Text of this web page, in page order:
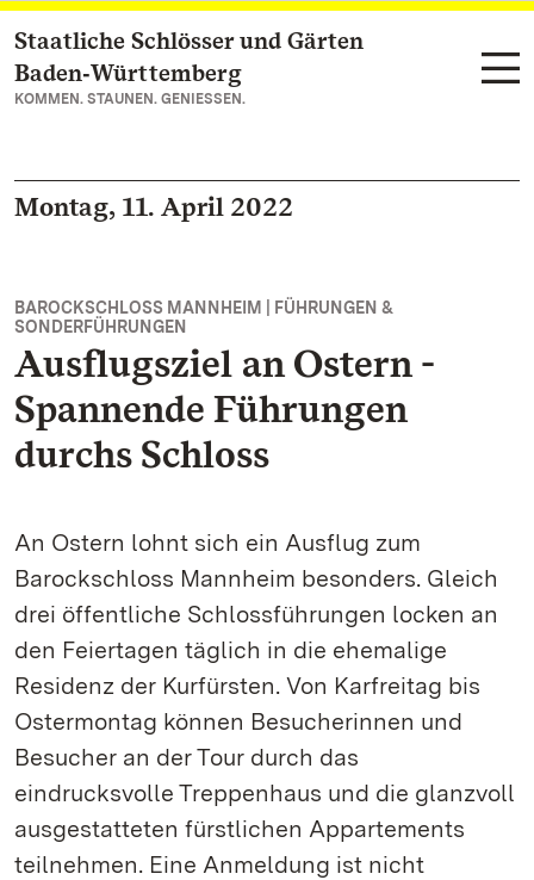
Zum Hauptinhalt springen
Staatliche Schlösser und Gärten
Baden‑Württemberg
KOMMEN. STAUNEN. GENIESSEN.
Montag, 11. April 2022
BAROCKSCHLOSS MANNHEIM | FÜHRUNGEN &
SONDERFÜHRUNGEN
Ausflugsziel an Ostern -
Spannende Führungen
durchs Schloss
An Ostern lohnt sich ein Ausflug zum
Barockschloss Mannheim besonders. Gleich
drei öffentliche Schlossführungen locken an
den Feiertagen täglich in die ehemalige
Residenz der Kurfürsten. Von Karfreitag bis
Ostermontag können Besucherinnen und
Besucher an der Tour durch das
eindrucksvolle Treppenhaus und die glanzvoll
ausgestatteten fürstlichen Appartements
teilnehmen. Eine Anmeldung ist nicht